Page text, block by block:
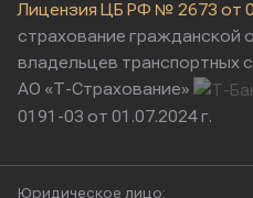
Лицензия ЦБ РФ № 2673 от
страхование гражданской
владельцев транспортных
АО «Т-Страхование»
0191-03 от 01.07.2024 г.
Юридическое лицо: